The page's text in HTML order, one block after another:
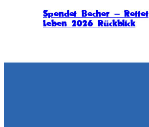
Spendet Becher – Rettet
Leben 2026 Rückblick